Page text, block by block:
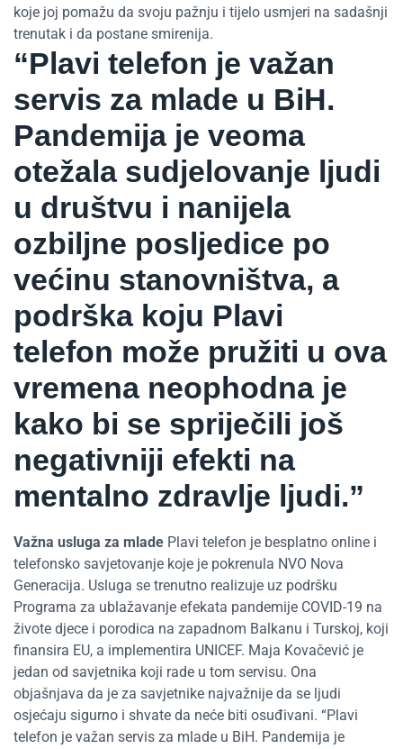
koje joj pomažu da svoju pažnju i tijelo usmjeri na sadašnji
trenutak i da postane smirenija.
“Plavi telefon je važan
servis za mlade u BiH.
Pandemija je veoma
otežala sudjelovanje ljudi
u društvu i nanijela
ozbiljne posljedice po
većinu stanovništva, a
podrška koju Plavi
telefon može pružiti u ova
vremena neophodna je
kako bi se spriječili još
negativniji efekti na
mentalno zdravlje ljudi.”
Važna usluga za mlade Plavi telefon je besplatno online i
telefonsko savjetovanje koje je pokrenula NVO Nova
Generacija. Usluga se trenutno realizuje uz podršku
Programa za ublažavanje efekata pandemije COVID-19 na
živote djece i porodica na zapadnom Balkanu i Turskoj, koji
finansira EU, a implementira UNICEF. Maja Kovačević je
jedan od savjetnika koji rade u tom servisu. Ona
objašnjava da je za savjetnike najvažnije da se ljudi
osjećaju sigurno i shvate da neće biti osuđivani. “Plavi
telefon je važan servis za mlade u BiH. Pandemija je